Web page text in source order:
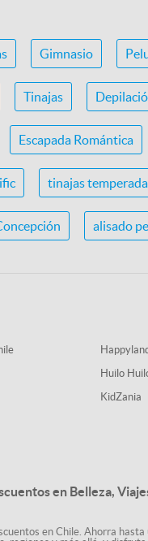
Gimnasio
Tinajas
Escapada Romántica
tinajas
alisado
Huilo
KidZania
en Belleza,
en Chile. Ahorra